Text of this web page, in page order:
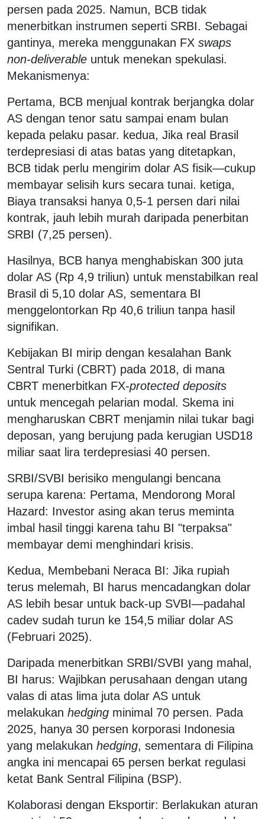
persen pada 2025. Namun, BCB tidak
menerbitkan instrumen seperti SRBI. Sebagai
gantinya, mereka menggunakan FX swaps
non-deliverable untuk menekan spekulasi.
Mekanismenya:
Pertama, BCB menjual kontrak berjangka dolar
AS dengan tenor satu sampai enam bulan
kepada pelaku pasar. kedua, Jika real Brasil
terdepresiasi di atas batas yang ditetapkan,
BCB tidak perlu mengirim dolar AS fisik—cukup
membayar selisih kurs secara tunai. ketiga,
Biaya transaksi hanya 0,5-1 persen dari nilai
kontrak, jauh lebih murah daripada penerbitan
SRBI (7,25 persen).
Hasilnya, BCB hanya menghabiskan 300 juta
dolar AS (Rp 4,9 triliun) untuk menstabilkan real
Brasil di 5,10 dolar AS, sementara BI
menggelontorkan Rp 40,6 triliun tanpa hasil
signifikan.
Kebijakan BI mirip dengan kesalahan Bank
Sentral Turki (CBRT) pada 2018, di mana
CBRT menerbitkan FX-protected deposits
untuk mencegah pelarian modal. Skema ini
mengharuskan CBRT menjamin nilai tukar bagi
deposan, yang berujung pada kerugian USD18
miliar saat lira terdepresiasi 40 persen.
SRBI/SVBI berisiko mengulangi bencana
serupa karena: Pertama, Mendorong Moral
Hazard: Investor asing akan terus meminta
imbal hasil tinggi karena tahu BI "terpaksa"
membayar demi menghindari krisis.
Kedua, Membebani Neraca BI: Jika rupiah
terus melemah, BI harus mencadangkan dolar
AS lebih besar untuk back-up SVBI—padahal
cadev sudah turun ke 154,5 miliar dolar AS
(Februari 2025).
Daripada menerbitkan SRBI/SVBI yang mahal,
BI harus: Wajibkan perusahaan dengan utang
valas di atas lima juta dolar AS untuk
melakukan hedging minimal 70 persen. Pada
2025, hanya 30 persen korporasi Indonesia
yang melakukan hedging, sementara di Filipina
angka ini mencapai 65 persen berkat regulasi
ketat Bank Sentral Filipina (BSP).
Kolaborasi dengan Eksportir: Berlakukan aturan